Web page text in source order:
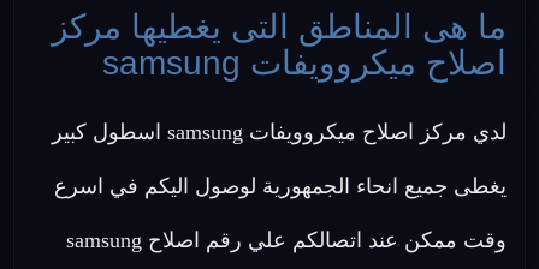
ما هى المناطق التى يغطيها مركز
اصلاح ميكروويفات samsung
لدي مركز اصلاح ميكروويفات samsung اسطول كبير
يغطى جميع انحاء الجمهورية لوصول اليكم في اسرع
وقت ممكن عند اتصالكم علي رقم اصلاح samsung